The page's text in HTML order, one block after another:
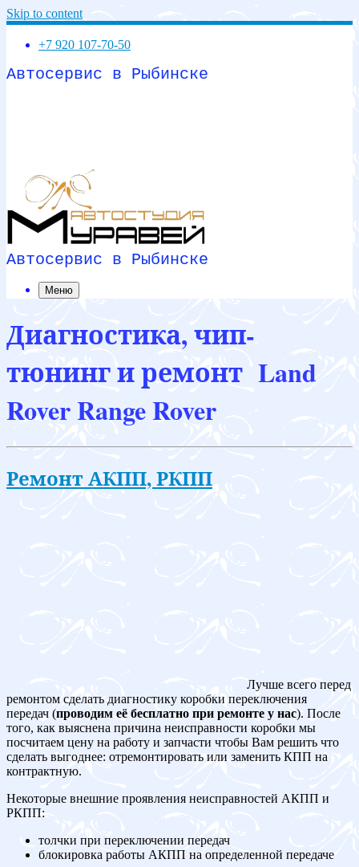
Skip to content
+7 920 107-70-50
Автосервис в Рыбинске
Автосервис в Рыбинске
Меню
Диагностика, чип-
тюнинг и ремонт Land
Rover Range Rover
Ремонт АКПП, РКПП
Лучше всего перед
ремонтом сделать диагностику коробки переключения
передач (проводим её бесплатно при ремонте у нас). После
того, как выяснена причина неисправности коробки мы
посчитаем цену на работу и запчасти чтобы Вам решить что
сделать выгоднее: отремонтировать или заменить КПП на
контрактную.
Некоторые внешние проявления неисправностей АКПП и
РКПП:
толчки при переключении передач
блокировка работы АКПП на определенной передаче